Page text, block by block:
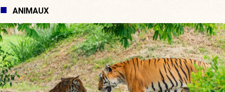
ANIMAUX